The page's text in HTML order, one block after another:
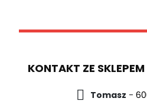
KONTAKT ZE SKLEPEM
Tomasz -